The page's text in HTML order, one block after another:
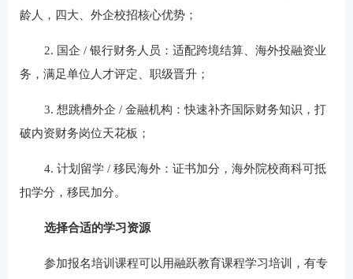
龄人，四大、外企校招核心优势；
2. 国企 / 银行财务人员：适配跨境结算、海外投融资业
务，满足单位人才评定、职级晋升；
3. 想跳槽外企 / 金融机构：快速补齐国际财务知识，打
破内资财务岗位天花板；
4. 计划留学 / 移民海外：证书加分，海外院校商科可抵
扣学分，移民加分。
选择合适的学习资源
参加报名培训课程可以用融跃教育课程学习培训，有专